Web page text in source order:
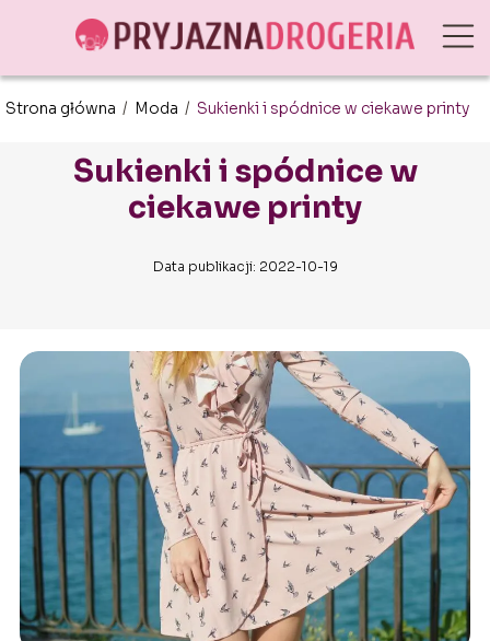
Strona główna / Moda / Sukienki i spódnice w ciekawe printy
Sukienki i spódnice w
ciekawe printy
Data publikacji: 2022-10-19